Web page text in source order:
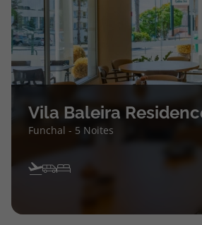
Vila Baleira
Funchal - 5 Noites